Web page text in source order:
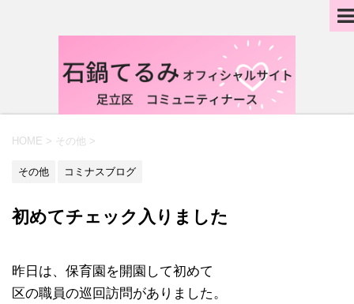
HOME > その他 >
その他 コミナスブログ
初めてチェック入りました
昨日は、保育園を開園して初めて
区の職員の巡回訪問がありました。